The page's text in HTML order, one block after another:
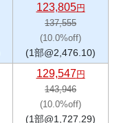
123,805円
137,555
(10.0%off)
(1部@2,476.10)
129,547円
143,946
(10.0%off)
(1部@1,727.29)